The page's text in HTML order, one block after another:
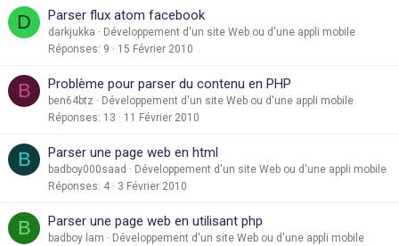
D Parser flux atom facebook
darkjukka
Développement d'un site Web ou d'une appli mobile
Réponses 9 15 Février 2010
B Problème pour parser du contenu en PHP
ben64btz
Développement d'un site Web ou d'une appli mobile
Réponses 13 11 Février 2010
B Parser une page web en html
badboy000saad
Développement d'un site Web ou d'une appli mobile
Réponses 4 3 Février 2010
B Parser une page web en utilisant php
badboy lam
Développement d'un site Web ou d'une appli mobile